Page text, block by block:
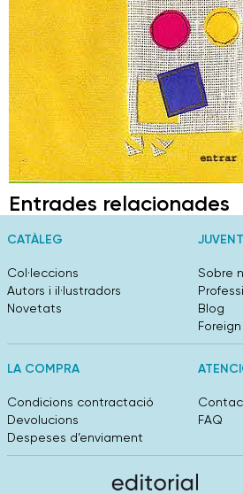
Entrades relacionades
CATÀLEG
Col·leccions
Autors i il·lustradors
Novetats
Sobre
Blog
LA COMPRA
Condicions contractació
Devolucions
Despeses d’enviament
FAQ